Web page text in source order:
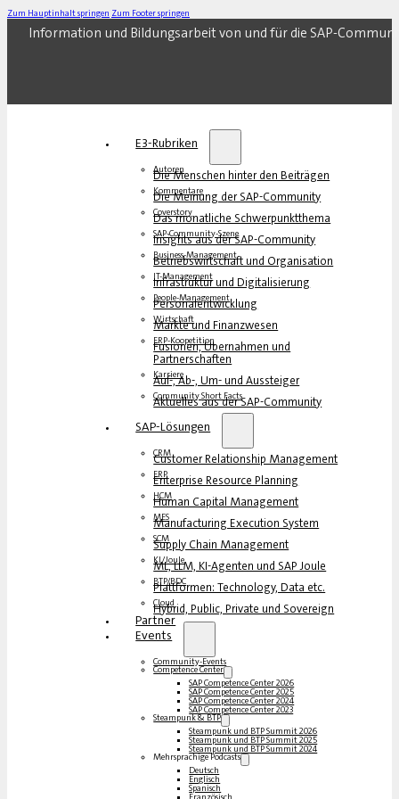
Zum Hauptinhalt springen Zum Footer springen
Information und Bildungsarbeit von und für die SAP-
E3-Rubriken
Autoren
Die Menschen hinter den Beiträgen
Kommentare
Die Meinung der SAP-Community
Coverstory
Das monatliche Schwerpunktthema
SAP-Community-Szene
Insights aus der SAP-Community
Business-Management
Betriebswirtschaft und Organisation
IT-Management
Infrastruktur und Digitalisierung
People-Management
Personalentwicklung
Wirtschaft
Märkte und Finanzwesen
ERP-Koopetition
Fusionen, Übernahmen und
Partnerschaften
Karriere
Auf-, Ab-, Um- und Aussteiger
Community Short Facts
Aktuelles aus der SAP-Community
SAP-Lösungen
CRM
Customer Relationship Management
ERP
Enterprise Resource Planning
HCM
Human Capital Management
MES
Manufacturing Execution System
SCM
Supply Chain Management
KI/Joule
ML, LLM, KI-Agenten und SAP Joule
BTP/BDC
Plattformen: Technology, Data etc.
Cloud
Hybrid, Public, Private und Sovereign
Partner
Events
Community-Events
Competence Center
SAP Competence Center 2026
SAP Competence Center 2025
SAP Competence Center 2024
SAP Competence Center 2023
Steampunk & BTP
Steampunk und BTP Summit 2026
Steampunk und BTP Summit 2025
Steampunk und BTP Summit 2024
Mehrsprachige Podcasts
Deutsch
Englisch
Spanisch